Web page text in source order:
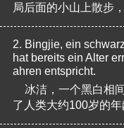
局后面的小山上散步
2. Bingjie, ein
hat bereits ein Alter
ahren entspricht.
冰洁，一个黑白相
了人类大约100岁的年